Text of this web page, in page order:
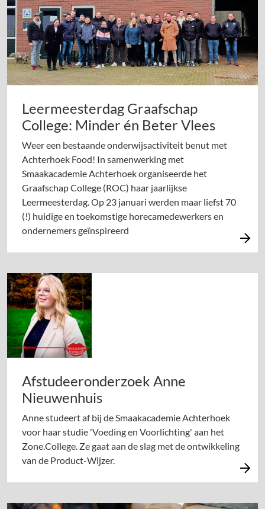
Leermeesterdag Graafschap
College: Minder én Beter Vlees
Weer een bestaande onderwijsactiviteit benut met
Achterhoek Food! In samenwerking met
Smaakacademie Achterhoek organiseerde het
Graafschap College (ROC) haar jaarlijkse
Leermeesterdag. Op 23 januari werden maar liefst 70
(!) huidige en toekomstige horecamedewerkers en
ondernemers geïnspireerd
Afstudeeronderzoek Anne
Nieuwenhuis
Anne studeert af bij de Smaakacademie Achterhoek
voor haar studie 'Voeding en Voorlichting' aan het
Zone.College. Ze gaat aan de slag met de ontwikkeling
van de Product-Wijzer.